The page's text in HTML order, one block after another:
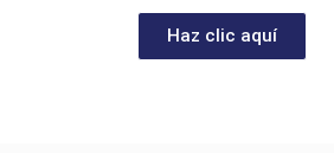
Haz clic aquí